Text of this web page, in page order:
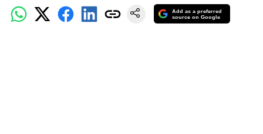
Add as a preferred
source on Google